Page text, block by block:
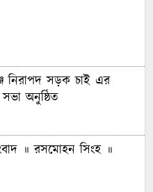
নিরাপদ সড়ক চাই এর
সভা অনুষ্ঠিত
॥ রসমোহন সিংহ ॥